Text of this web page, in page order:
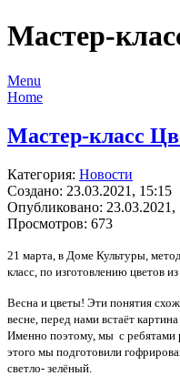
Мастер-
Menu
Home
Мастер-класс
Категория: Новости
Создано: 23.03.2021, 15:15
Опубликовано: 23.03.2021,
Просмотров: 673
21 марта, в Доме Культуры,
класс, по изготовлению цветов
Весна и цветы! Эти понятия
весне, перед нами встаёт
Именно поэтому, мы с ребятами
этого мы подготовили
светло- зелёный.